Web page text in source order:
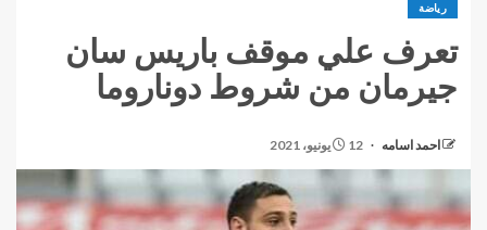
رياضة
تعرف علي موقف باريس سان
جيرمان من شروط دوناروما
احمد اسامه 12 يونيو، 2021